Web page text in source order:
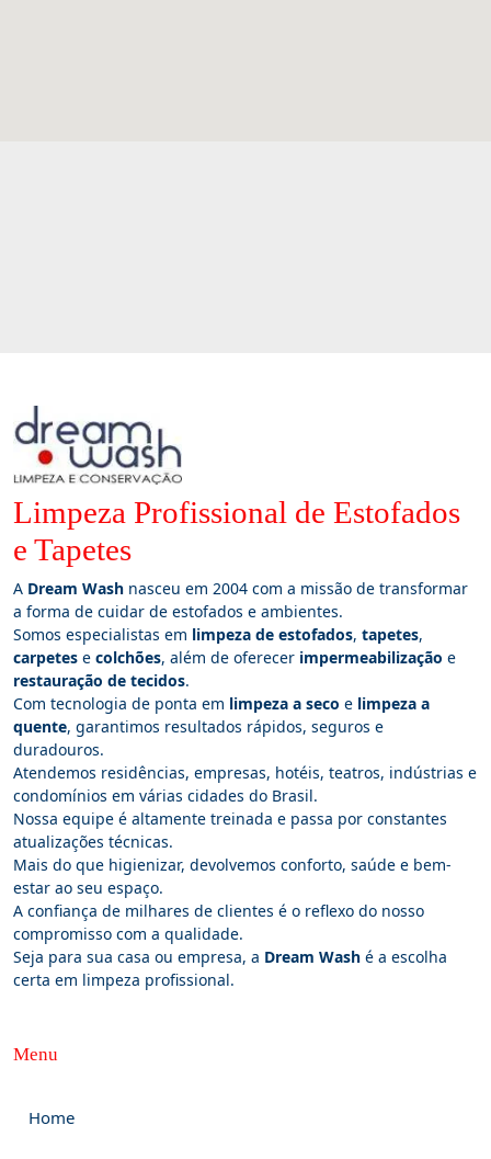
Limpeza Profissional de Estofados
e Tapetes
A Dream Wash nasceu em 2004 com a missão de transformar
a forma de cuidar de estofados e ambientes.
Somos especialistas em limpeza de estofados, tapetes,
carpetes e colchões, além de oferecer impermeabilização e
restauração de tecidos.
Com tecnologia de ponta em limpeza a seco e limpeza a
quente, garantimos resultados rápidos, seguros e
duradouros.
Atendemos residências, empresas, hotéis, teatros, indústrias e
condomínios em várias cidades do Brasil.
Nossa equipe é altamente treinada e passa por constantes
atualizações técnicas.
Mais do que higienizar, devolvemos conforto, saúde e bem-
estar ao seu espaço.
A confiança de milhares de clientes é o reflexo do nosso
compromisso com a qualidade.
Seja para sua casa ou empresa, a Dream Wash é a escolha
certa em limpeza profissional.
Menu
Home